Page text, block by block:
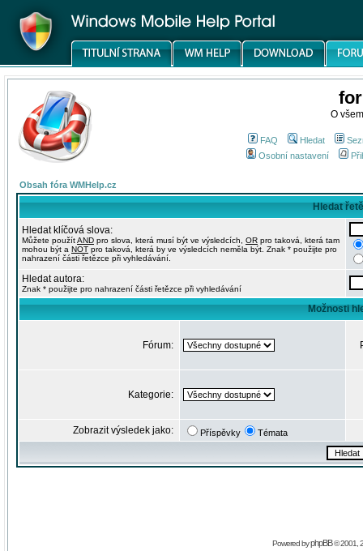
O
FAQ Hledat
Osobní nastavení
Obsah fóra WMHelp.cz
Hledat
Hledat klíčová slova:
Můžete použítAND pro slova, která musí být ve výsledcích, OR pro taková, která tam
mohou být a NOT pro taková, která by ve výsledcích neměla být. Znak * použijte pro
nahrazení části řetězce při vyhledávání.
Hledat autora:
Znak * použijte pro nahrazení části řetězce při vyhledávání
Možnosti
Fórum:
Kategorie:
Zobrazit výsledek jako: Příspěvky Témata
Powered byphpBB© 2001,